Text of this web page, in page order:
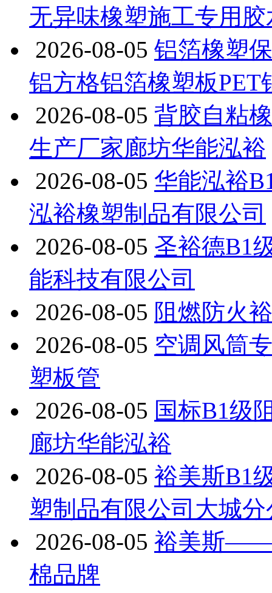
无异味橡塑施工专用
2026-08-05 铝箔橡塑
铝方格铝箔橡塑板PET
2026-08-05 背胶自粘
生产厂家廊坊华能泓裕
2026-08-05 华能泓裕
泓裕橡塑制品有限公司
2026-08-05 圣裕德B1
能科技有限公司
2026-08-05 阻燃防火
2026-08-05 空调风筒
塑板管
2026-08-05 国标B1级
廊坊华能泓裕
2026-08-05 裕美斯B1
塑制品有限公司大城分
2026-08-05 裕美斯——
棉品牌